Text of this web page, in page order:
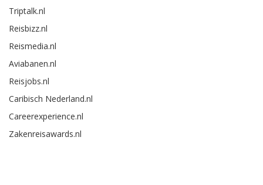
Triptalk.nl
Reisbizz.nl
Reismedia.nl
Aviabanen.nl
Reisjobs.nl
Caribisch Nederland.nl
Careerexperience.nl
Zakenreisawards.nl